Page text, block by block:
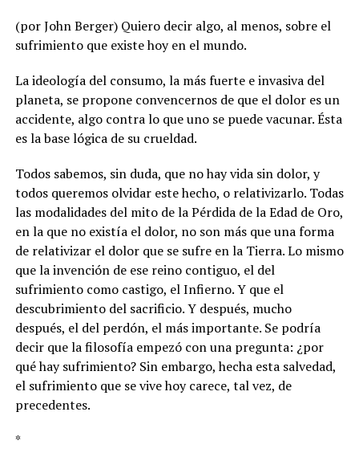
(por John Berger) Quiero decir algo, al menos, sobre el
sufrimiento que existe hoy en el mundo.
La ideología del consumo, la más fuerte e invasiva del
planeta, se propone convencernos de que el dolor es un
accidente, algo contra lo que uno se puede vacunar. Ésta
es la base lógica de su crueldad.
Todos sabemos, sin duda, que no hay vida sin dolor, y
todos queremos olvidar este hecho, o relativizarlo. Todas
las modalidades del mito de la Pérdida de la Edad de Oro,
en la que no existía el dolor, no son más que una forma
de relativizar el dolor que se sufre en la Tierra. Lo mismo
que la invención de ese reino contiguo, el del
sufrimiento como castigo, el Infierno. Y que el
descubrimiento del sacrificio. Y después, mucho
después, el del perdón, el más importante. Se podría
decir que la filosofía empezó con una pregunta: ¿por
qué hay sufrimiento? Sin embargo, hecha esta salvedad,
el sufrimiento que se vive hoy carece, tal vez, de
precedentes.
*